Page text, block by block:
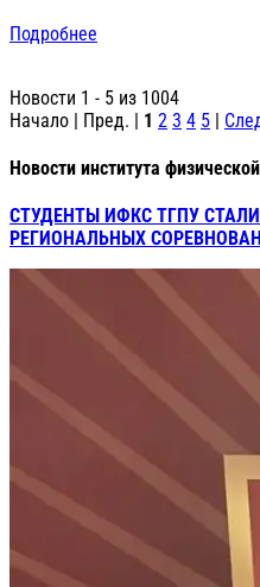
Подробнее
Новости 1 - 5 из 1004
Начало | Пред. | 1 2 3 4 5 |
Новости института
СТУДЕНТЫ ИФКС ТГПУ
РЕГИОНАЛЬНЫХ